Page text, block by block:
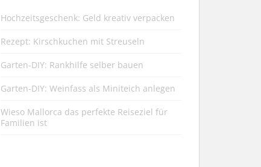
Hochzeitsgeschenk: Geld kreativ verpacken
Rezept: Kirschkuchen mit Streuseln
Garten-DIY: Rankhilfe selber bauen
Garten-DIY: Weinfass als Miniteich anlegen
Wieso Mallorca das perfekte Reiseziel für
Familien ist